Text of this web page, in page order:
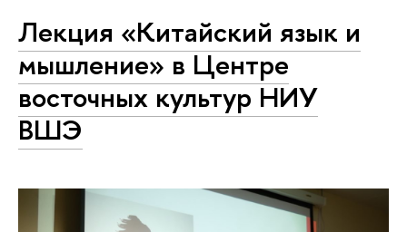
Лекция «Китайский язык и
мышление» в Центре
восточных культур НИУ
ВШЭ